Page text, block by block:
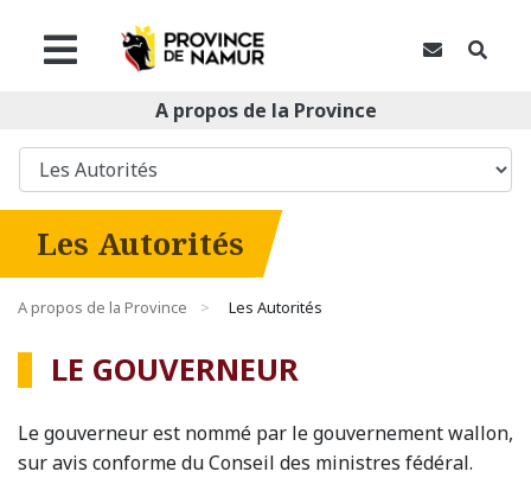
Contact
A propos de la Province
Changer de page
Les Autorités
A propos de la Province Les Autorités
LE GOUVERNEUR
Le gouverneur est nommé par le gouvernement wallon,
sur avis conforme du Conseil des ministres fédéral.